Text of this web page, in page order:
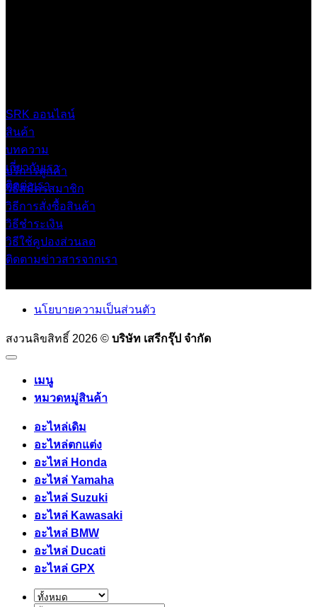
SRK ออนไลน์
สินค้า
บทความ
เกี่ยวกับเรา
ติดต่อเรา
บริการลูกค้า
วิธีสมัครสมาชิก
วิธีการสั่งซื้อสินค้า
วิธีชำระเงิน
วิธีใช้คูปองส่วนลด
ติดตามข่าวสารจากเรา
นโยบายความเป็นส่วนตัว
สงวนลิขสิทธิ์ 2026 © บริษัท เสรีกรุ๊ป จำกัด
เมนู
หมวดหมู่สินค้า
อะไหล่เดิม
อะไหล่ตกแต่ง
อะไหล่ Honda
อะไหล่ Yamaha
อะไหล่ Suzuki
อะไหล่ Kawasaki
อะไหล่ BMW
อะไหล่ Ducati
อะไหล่ GPX